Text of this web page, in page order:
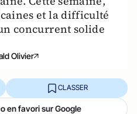
et la difficulté
concurrent solide
Olivier
CLASSER
en favori sur Google